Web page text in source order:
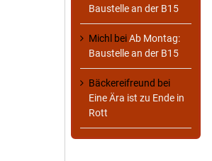
Baustelle an der B15
Michl beiAb Montag:
Baustelle an der B15
Bäckereifreund bei
Eine Ära ist zu Ende in
Rott